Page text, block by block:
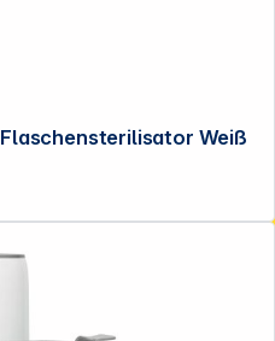
Alecto BW-04 Mikrowellen Flaschensterilisator Weiß